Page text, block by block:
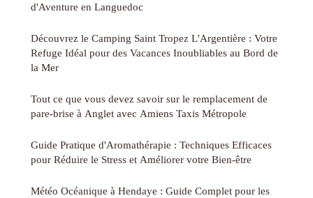
d'Aventure en Languedoc
Découvrez le Camping Saint Tropez L'Argentière : Votre
Refuge Idéal pour des Vacances Inoubliables au Bord de
la Mer
Tout ce que vous devez savoir sur le remplacement de
pare-brise à Anglet avec Amiens Taxis Métropole
Guide Pratique d'Aromathérapie : Techniques Efficaces
pour Réduire le Stress et Améliorer votre Bien-être
Météo Océanique à Hendaye : Guide Complet pour les